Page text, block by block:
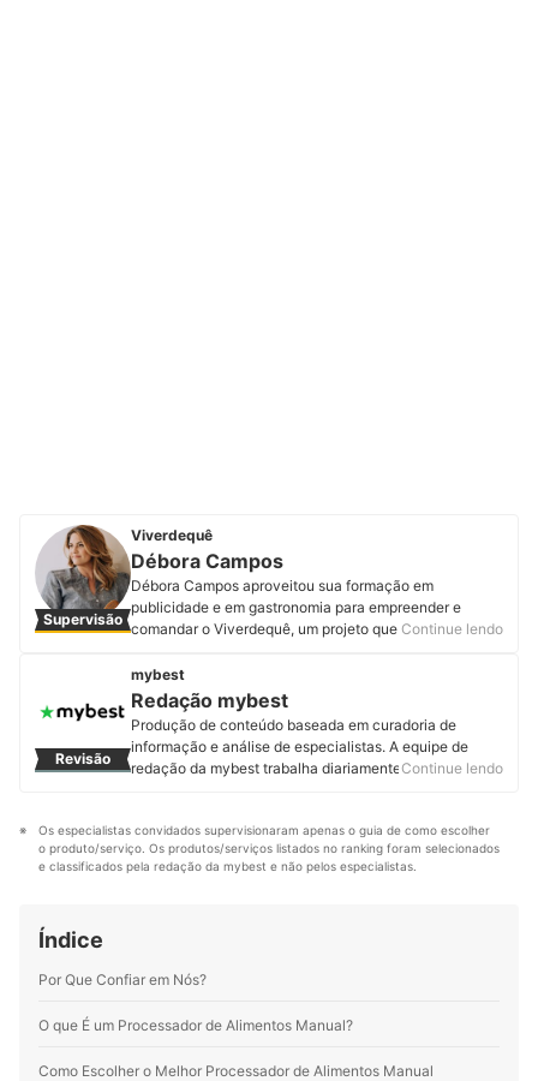
Supervisão
Viverdequê
Débora Campos
Débora Campos aproveitou sua formação em
publicidade e em gastronomia para empreender e
comandar o Viverdequê, um projeto que tem o intuito
saudável. Além de criar conteúdo no YouTube com
receitas fáceis, rápidas e saborosas, e ministrar cursos
relacionados a uma boa alimentação. Também é a
idealizadora do VegExperience, um festival de comida
vegetariana que envolve os melhores restaurantes de
Belo Horizonte todos os anos desde 2017. Em suas
alimentação saudável. Conheça mais sobre a Débora
no Instagram, Facebook e Youtube.
Perfil de Débora Campos
Continue lendo
Revisão
mybest
Redação mybest
Produção de conteúdo baseada em curadoria de
informação e análise de especialistas. A equipe de
redação da mybest trabalha diariamente para fornecer
Perfil de Redação mybest
Continue lendo
Os especialistas convidados supervisionaram apenas o guia de como escolher
o produto/serviço. Os produtos/serviços listados no ranking foram selecionados
e classificados pela redação da mybest e não pelos especialistas.
Índice
Por Que Confiar em Nós?
O que É um Processador de Alimentos Manual?
Como Escolher o Melhor Processador de Alimentos Manual